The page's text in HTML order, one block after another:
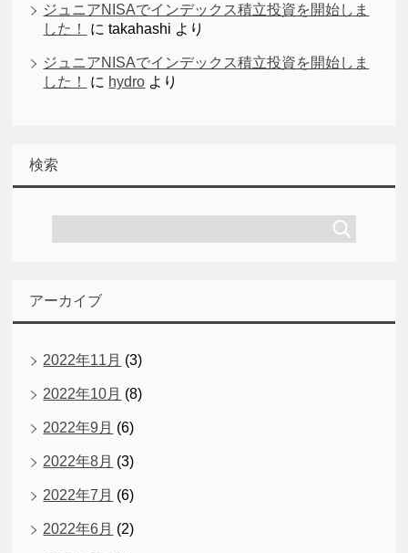
ジュニアNISAでインデックス積立投資を開始しま
した！
にtakahashi より
ジュニアNISAでインデックス積立投資を開始しま
した！
に hydro より
検索
アーカイブ
2022年11月 (3)
2022年10月 (8)
2022年9月 (6)
2022年8月 (3)
2022年7月 (6)
2022年6月 (2)